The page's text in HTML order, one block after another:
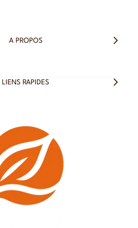
A PROPOS
LIENS RAPIDES